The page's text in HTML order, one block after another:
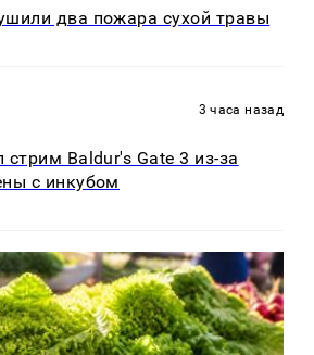
два пожара сухой травы
3 часа назад
стрим Baldur's Gate 3 из-за
с инкубом